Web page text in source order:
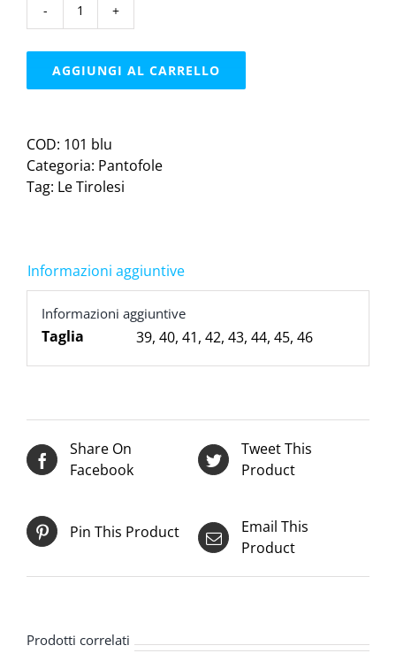
Le
|
AGGIUNGI AL CARRELLO
COD: 101 blu
Categoria: Pantofole
Tag: Le Tirolesi
Informazioni aggiuntive
Informazioni aggiuntive
Taglia 39, 40, 41, 42, 43, 44, 45, 46
Share On
Facebook
Tweet This
Product
Pin This Product
Email This
Product
Prodotti correlati